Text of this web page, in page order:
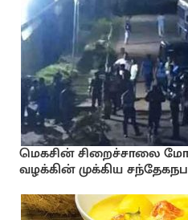
மெகசின் சிறைச்சாலை
வழக்கின் முக்கிய